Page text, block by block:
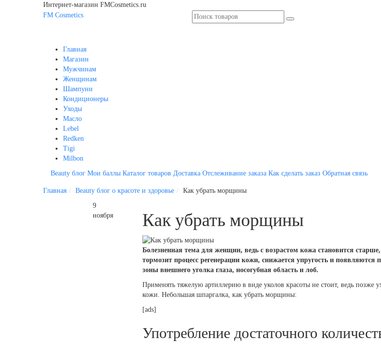
Интернет-магазин FMCosmetics.ru
FM Cosmetics
Главная
Магазин
Мужчинам
Женщинам
Шампуни
Кондиционеры
Уходы
Масло
Lebel
Redken
Tigi
Milbon
Beauty блог Мои баллы Каталог товаров Доставка Отслеживание заказа Как сделать заказ Обратная связь
Главная Beauty блог о красоте и здоровье
Как убрать морщины
9
ноября
Как убрать морщины
Болезненная тема для женщин, ведь с возрастом кожа становится
тормозит процесс регенерации кожи, снижается упругость и
зоны внешнего уголка глаза, носогубная область и лоб.
Применять тяжелую артиллерию в виде уколов красоты не стоит, ведь позже
кожи. Небольшая шпаргалка, как убрать морщины:
[ads]
Употребление достаточного